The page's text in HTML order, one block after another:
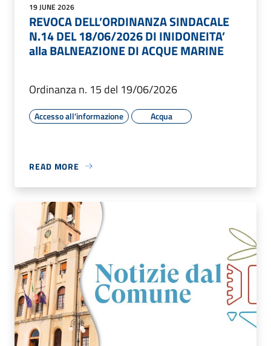
19 JUNE 2026
REVOCA DELL’ORDINANZA SINDACALE
N.14 DEL 18/06/2026 DI INIDONEITA’
alla BALNEAZIONE DI ACQUE MARINE
Ordinanza n. 15 del 19/06/2026
Accesso all'informazione Acqua
READ MORE